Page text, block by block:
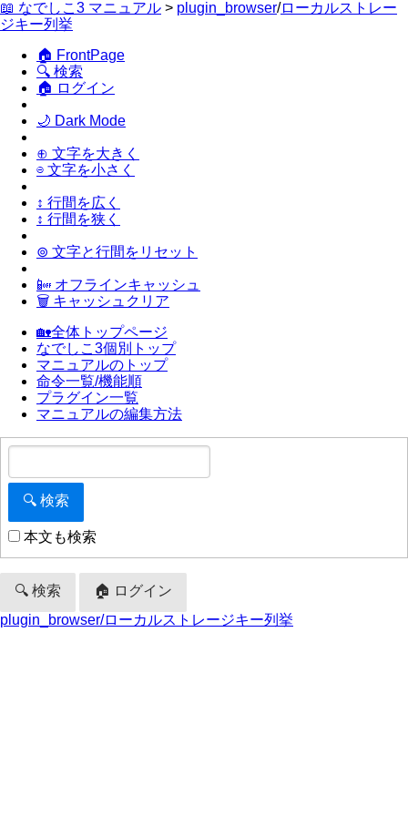
📖 なでしこ3 マニュアル > plugin_browser/ローカルストレー
ジキー列挙
🏠 FrontPage
🔍 検索
🏠 ログイン
🌙 Dark Mode
⊕ 文字を大きく
⊖ 文字を小さく
↕ 行間を広く
↕ 行間を狭く
⊚ 文字と行間をリセット
📴 オフラインキャッシュ
🗑 キャッシュクリア
🏡全体トップページ
なでしこ3個別トップ
マニュアルのトップ
命令一覧/機能順
プラグイン一覧
マニュアルの編集方法
本文も検索
🔍 検索
🏠 ログイン
plugin_browser/ローカルストレージキー列挙